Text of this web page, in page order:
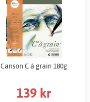
Canson C á grain 180g
139 kr